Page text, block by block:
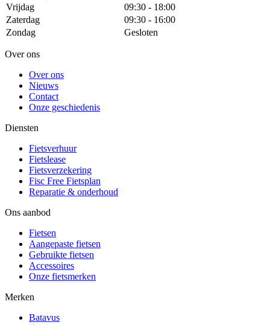
Vrijdag
09:30 - 18:00
Zaterdag
09:30 - 16:00
Zondag
Gesloten
Over ons
Over ons
Nieuws
Contact
Onze geschiedenis
Diensten
Fietsverhuur
Fietslease
Fietsverzekering
Fisc Free Fietsplan
Reparatie & onderhoud
Ons aanbod
Fietsen
Aangepaste fietsen
Gebruikte fietsen
Accessoires
Onze fietsmerken
Merken
Batavus